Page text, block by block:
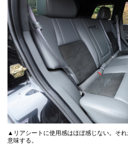
▲リアシートに使用感はほぼ感じない。そ
意味する。